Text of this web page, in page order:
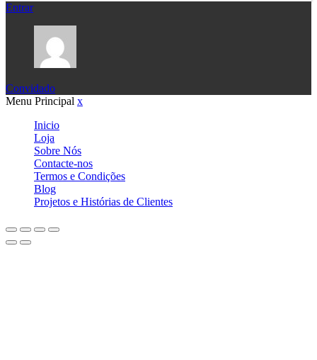
Entrar
Convidado
Menu Principal x
Inicio
Loja
Sobre Nós
Contacte-nos
Termos e Condições
Blog
Projetos e Histórias de Clientes